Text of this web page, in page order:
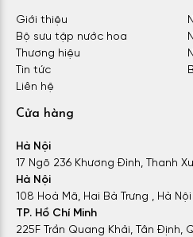
Giới thiệu
Bộ sưu tập nước hoa
Thương hiệu
Tin tức
Liên hệ
Cửa hàng
Hà Nội
17 Ngõ 236 Khương Đình, Thanh
Hà Nội
108 Hoà Mã, Hai Bà Trưng , Hà Nội
TP. Hồ Chí Minh
225F Trần Quang Khải, Tân Định,